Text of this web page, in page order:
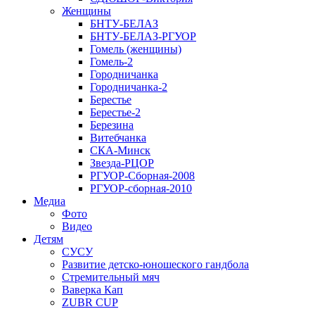
Женщины
БНТУ-БЕЛАЗ
БНТУ-БЕЛАЗ-РГУОР
Гомель (женщины)
Гомель-2
Городничанка
Городничанка-2
Берестье
Берестье-2
Березина
Витебчанка
СКА-Минск
Звезда-РЦОР
РГУОР-Сборная-2008
РГУОР-сборная-2010
Медиа
Фото
Видео
Детям
СУСУ
Развитие детско-юношеского гандбола
Стремительный мяч
Ваверка Кап
ZUBR CUP